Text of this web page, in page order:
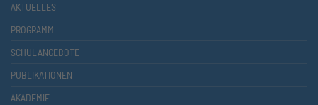
AKTUELLES
PROGRAMM
SCHULANGEBOTE
PUBLIKATIONEN
AKADEMIE